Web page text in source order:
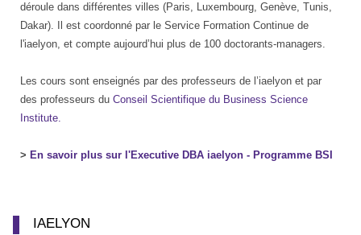
déroule dans différentes villes (Paris, Luxembourg, Genève, Tunis,
Dakar). Il est coordonné par le Service Formation Continue de
l'iaelyon, et compte aujourd’hui plus de 100 doctorants-managers.
Les cours sont enseignés par des professeurs de l’iaelyon et par
des professeurs du Conseil Scientifique du Business Science
Institute.
> En savoir plus sur l'Executive DBA iaelyon - Programme BSI
IAELYON